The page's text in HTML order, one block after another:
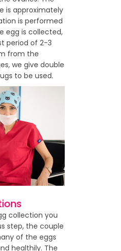
is approximately
is performed
egg is collected,
period of 2-3
from the
we give double
to be used.
collection you
step, the couple
of the eggs
healthily. The